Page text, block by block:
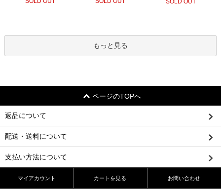
もっと見る
ページのTOPへ
返品について
配送・送料について
支払い方法について
マイアカウント カートを見る お問い合わせ